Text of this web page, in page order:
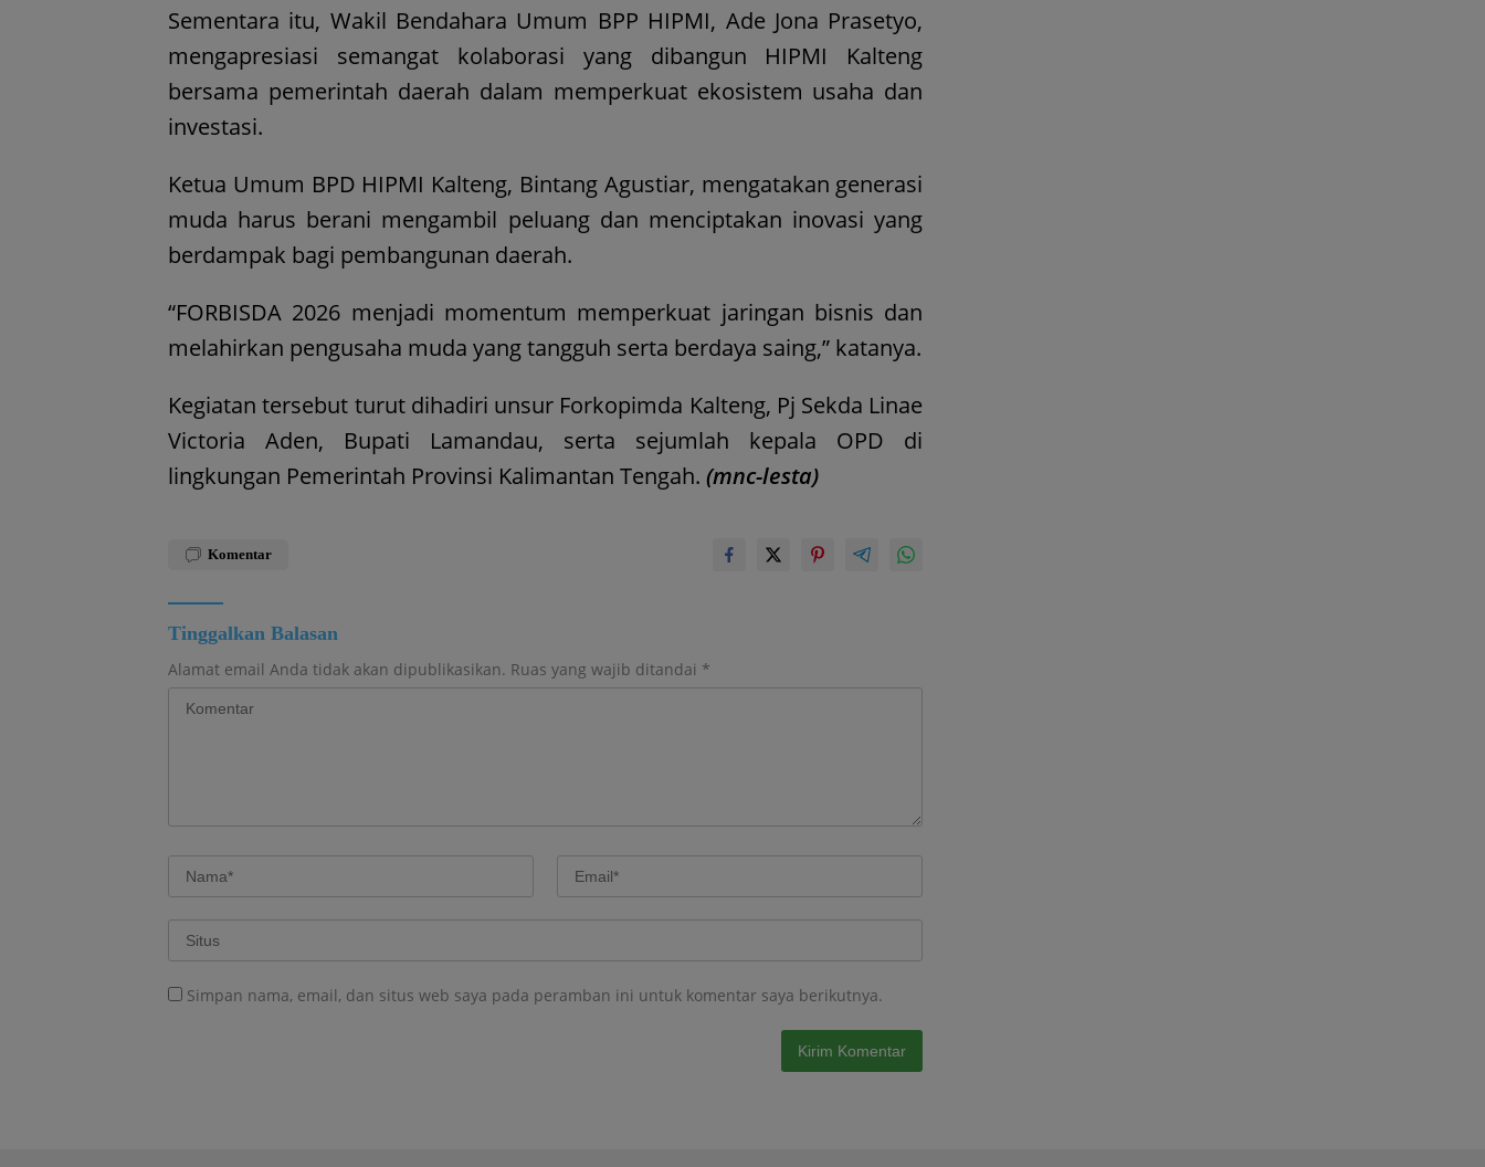
Sementara itu, Wakil Bendahara Umum BPP HIPMI, Ade Jona Prasetyo,
mengapresiasi semangat kolaborasi yang dibangun HIPMI Kalteng
bersama pemerintah daerah dalam memperkuat ekosistem usaha dan
investasi.
Ketua Umum BPD HIPMI Kalteng, Bintang Agustiar, mengatakan generasi
muda harus berani mengambil peluang dan menciptakan inovasi yang
berdampak bagi pembangunan daerah.
“FORBISDA 2026 menjadi momentum memperkuat jaringan bisnis dan
melahirkan pengusaha muda yang tangguh serta berdaya saing,” katanya.
Kegiatan tersebut turut dihadiri unsur Forkopimda Kalteng, Pj Sekda Linae
Victoria Aden, Bupati Lamandau, serta sejumlah kepala OPD di
lingkungan Pemerintah Provinsi Kalimantan Tengah. (mnc-lesta)
Komentar
Tinggalkan Balasan
Alamat email Anda tidak akan dipublikasikan. Ruas yang wajib ditandai *
Simpan nama, email, dan situs web saya pada peramban ini untuk komentar saya berikutnya.